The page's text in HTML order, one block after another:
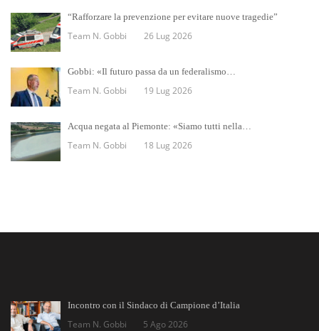
“Rafforzare la prevenzione per evitare nuove tragedie”
Team N. Gobbi 26 Lug 2026
Gobbi: «Il futuro passa da un federalismo…
Team N. Gobbi 19 Lug 2026
Acqua negata al Piemonte: «Siamo tutti nella…
Team N. Gobbi 18 Lug 2026
Incontro con il Sindaco di Campione d’Italia
Team N. Gobbi 5 Ago 2026